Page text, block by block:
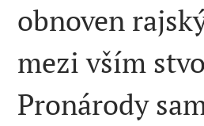
obnoven
mezi vším
Pronárody